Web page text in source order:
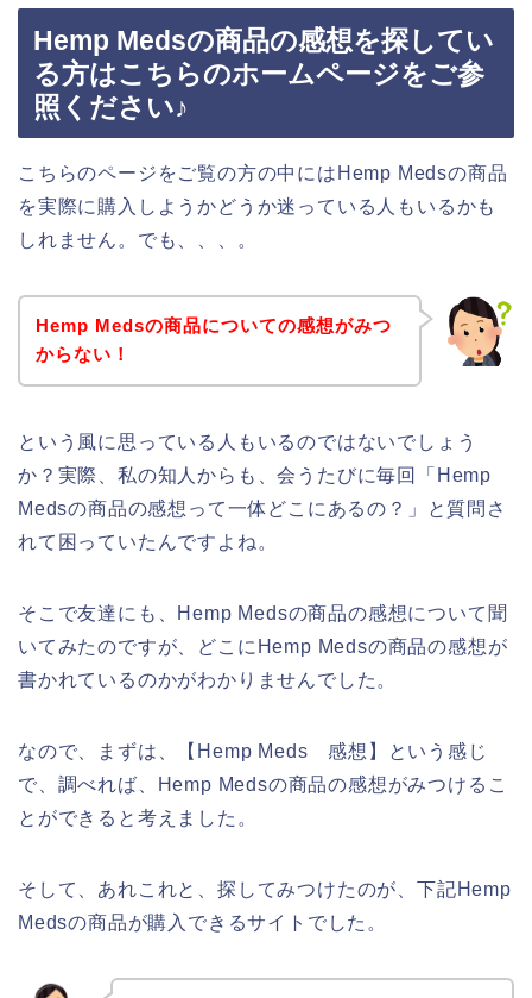
Hemp Medsの商品の感想を探してい
る方はこちらのホームページをご参
照ください♪
こちらのページをご覧の方の中にはHemp Medsの商品
を実際に購入しようかどうか迷っている人もいるかも
しれません。でも、、、。
Hemp Medsの商品についての感想がみつ
からない！
という風に思っている人もいるのではないでしょう
か？実際、私の知人からも、会うたびに毎回「Hemp
Medsの商品の感想って一体どこにあるの？」と質問さ
れて困っていたんですよね。
そこで友達にも、Hemp Medsの商品の感想について聞
いてみたのですが、どこにHemp Medsの商品の感想が
書かれているのかがわかりませんでした。
なので、まずは、【Hemp Meds 感想】という感じ
で、調べれば、Hemp Medsの商品の感想がみつけるこ
とができると考えました。
そして、あれこれと、探してみつけたのが、下記Hemp
Medsの商品が購入できるサイトでした。